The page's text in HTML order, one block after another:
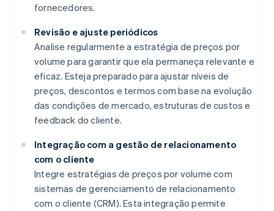
fornecedores.
Revisão e ajuste periódicos
Analise regularmente a estratégia de preços por
volume para garantir que ela permaneça relevante e
eficaz. Esteja preparado para ajustar níveis de
preços, descontos e termos com base na evolução
das condições de mercado, estruturas de custos e
feedback do cliente.
Integração com a gestão de relacionamento
com o cliente
Integre estratégias de preços por volume com
sistemas de gerenciamento de relacionamento
com o cliente (CRM). Esta integração permite